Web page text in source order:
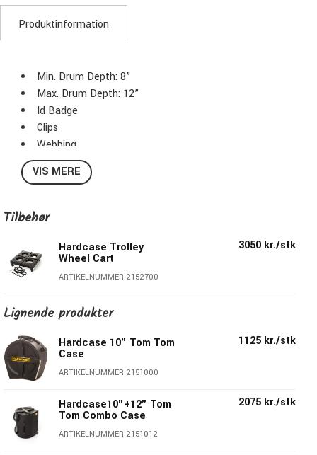
Produktinformation
Min. Drum Depth: 8”
Max. Drum Depth: 12”
Id Badge
Clips
Webbing
Belt Ends
Carry Handle
Foam Pads Protection
VIS MERE
Tilbehør
Hardcase Trolley
Wheel Cart
ARTIKELNUMMER 2152700
3050 kr./stk
Lignende produkter
Hardcase 10" Tom Tom
Case
ARTIKELNUMMER 2151000
1125 kr./stk
Hardcase10"+12" Tom
Tom Combo Case
ARTIKELNUMMER 2151012
2075 kr./stk